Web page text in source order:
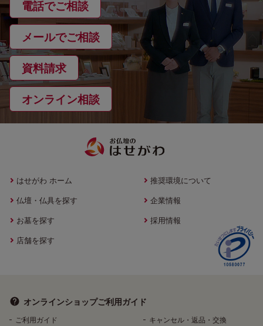
電話でご相談
メールでご相談
資料請求
オンライン相談
はせがわ ホーム
仏壇・仏具を探す
お墓を探す
店舗を探す
推奨環境について
企業情報
採用情報
オンラインショップご利用ガイド
ご利用ガイド キャンセル・返品・交換